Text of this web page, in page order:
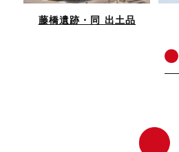
藤橋遺跡・同 出土品